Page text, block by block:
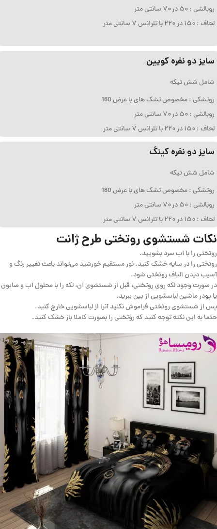
روبالشی : ۵۰ در ۷۰ سانتی متر
لحاف : ۱۵۰ در ۲۲۰ با تلرانس ۷ سانتی متر
سایز دو نفره کویین
شامل شش تیکه
روتشکی : مخصوص تشک های با عرض 160
روبالشی : ۵۰ در ۷۰ سانتی متر
لحاف : ۱۵۰ در ۲۲۰ با تلرانس ۷ سانتی متر
سایز دو نفره کینگ
شامل شش تیکه
روتشکی : مخصوص تشک های با عرض 180
روبالشی : ۵۰ در ۷۰ سانتی متر
لحاف : ۱۵۰ در ۲۲۰ با تلرانس ۷ سانتی متر
نکات شستشوی روتختی طرح ژانت
روتختی را با آب سرد بشویید.
روتختی را در سایه خشک کنید. نور مستقیم خورشید می‌تواند باعث تغییر رنگ و
آسیب دیدن الیاف روتختی شود.
در صورت وجود لکه روی روتختی، قبل از شستشوی آن، لکه را با محلول آب و صابون
یا پودر ماشین لباسشویی از بین ببرید.
پس از شستشوی روتختی فراموش نکنید آنرا از لباسشویی خارج کنید.
حتما به این نکته توجه کنید که روتختی را بصورت کاملا باز خشک کنید.